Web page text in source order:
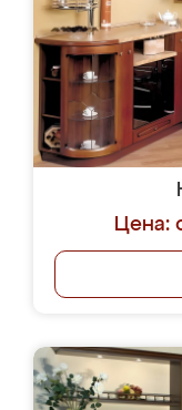
Цена: